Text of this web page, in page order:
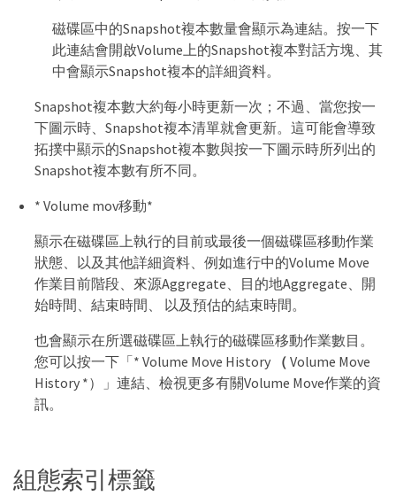
磁碟區中的Snapshot複本數量會顯示為連結。按一下
此連結會開啟Volume上的Snapshot複本對話方塊、其
中會顯示Snapshot複本的詳細資料。
Snapshot複本數大約每小時更新一次；不過、當您按一
下圖示時、Snapshot複本清單就會更新。這可能會導致
拓撲中顯示的Snapshot複本數與按一下圖示時所列出的
Snapshot複本數有所不同。
* Volume mov移動*
顯示在磁碟區上執行的目前或最後一個磁碟區移動作業
狀態、以及其他詳細資料、例如進行中的Volume Move
作業目前階段、來源Aggregate、目的地Aggregate、開
始時間、結束時間、 以及預估的結束時間。
也會顯示在所選磁碟區上執行的磁碟區移動作業數目。
您可以按一下「* Volume Move History
（ Volume Move
History *）」連結、檢視更多有關Volume Move作業的資
訊。
組態索引標籤